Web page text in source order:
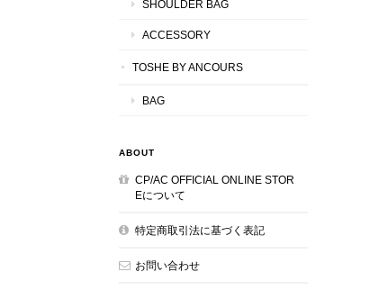
SHOULDER BAG
ACCESSORY
TOSHE BY ANCOURS
BAG
ABOUT
CP/AC OFFICIAL ONLINE STOR
Eについて
特定商取引法に基づく表記
お問い合わせ